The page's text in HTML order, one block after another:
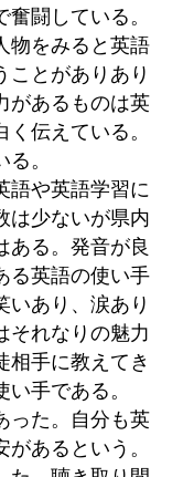
闘している。
物をみると英語
ことがありあり
があるものは英
伝えている。
。
語や英語学習に
は少ないが県内
ある。発音が良
る英語の使い手
いあり、涙あり
それなりの魅力
相手に教えてき
手である。
った。自分も英
あるという。